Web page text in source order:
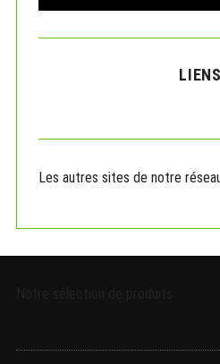
a
r
r
LIENS
Les autres sites de notre